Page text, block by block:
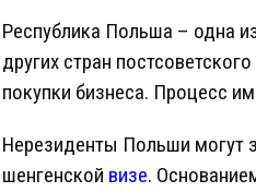
Республика Польша – одна
других стран
покупки бизнеса. Процесс
Нерезиденты Польши могут
шенгенской визе.